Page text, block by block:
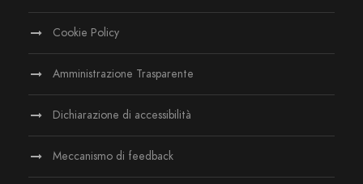
Cookie Policy
Amministrazione Trasparente
Dichiarazione di accessibilità
Meccanismo di feedback